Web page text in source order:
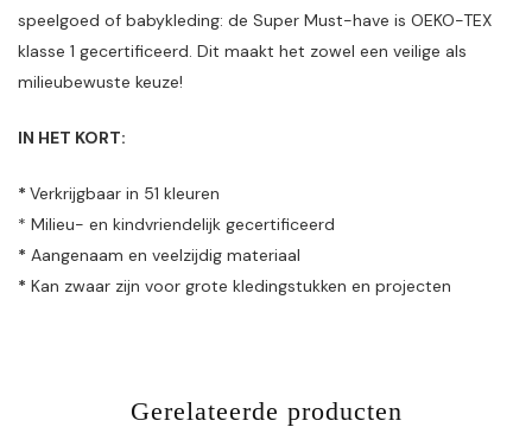
speelgoed of babykleding: de Super Must-have is OEKO-TEX
klasse 1 gecertificeerd. Dit maakt het zowel een veilige als
milieubewuste keuze!
IN HET KORT:
* Verkrijgbaar in 51 kleuren
* Milieu- en kindvriendelijk gecertificeerd
* Aangenaam en veelzijdig materiaal
* Kan zwaar zijn voor grote kledingstukken en projecten
Gerelateerde producten